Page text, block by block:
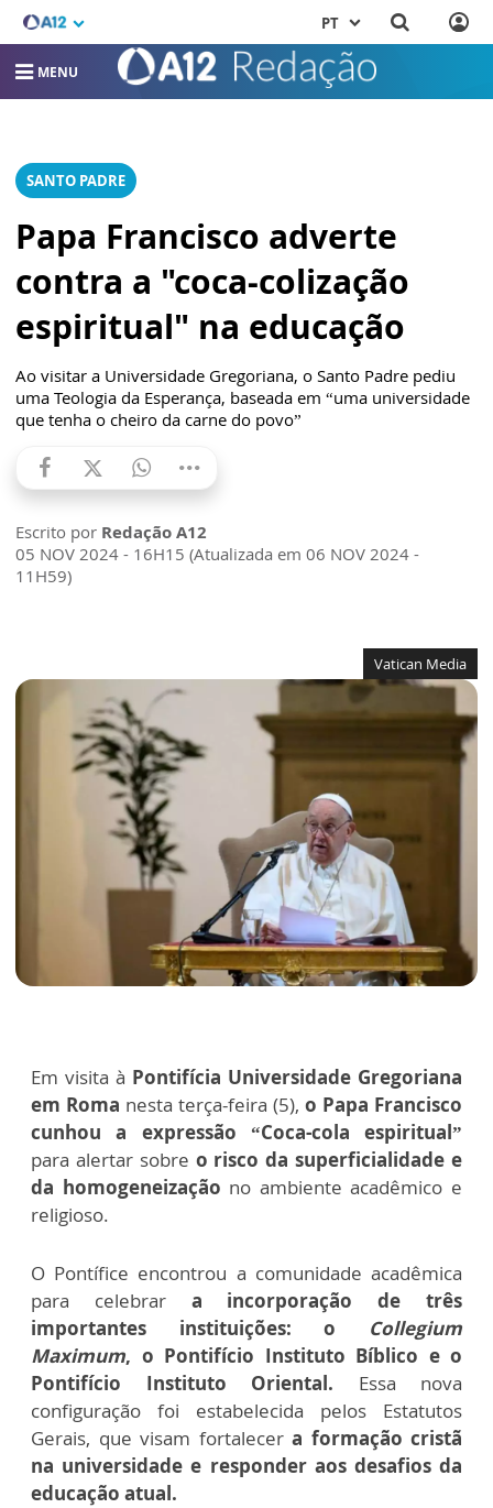
PT
MENU
SANTO PADRE
Papa Francisco adverte
contra a "coca-colização
espiritual" na educação
Ao visitar a Universidade Gregoriana, o Santo Padre pediu
uma Teologia da Esperança, baseada em “uma universidade
que tenha o cheiro da carne do povo”
Escrito por Redação A12
05 NOV 2024 - 16H15 (Atualizada em 06 NOV 2024 -
11H59)
Vatican Media
Em visita à Pontifícia Universidade Gregoriana
em Roma nesta terça-feira (5), o Papa Francisco
cunhou a expressão “Coca-cola espiritual”
para alertar sobre o risco da superficialidade e
da homogeneização no ambiente acadêmico e
religioso.
O Pontífice encontrou a comunidade acadêmica
para celebrar a incorporação de três
importantes instituições: o Collegium
Maximum, o Pontifício Instituto Bíblico e o
Pontifício Instituto Oriental. Essa nova
configuração foi estabelecida pelos Estatutos
Gerais, que visam fortalecer a formação cristã
na universidade e responder aos desafios da
educação atual.